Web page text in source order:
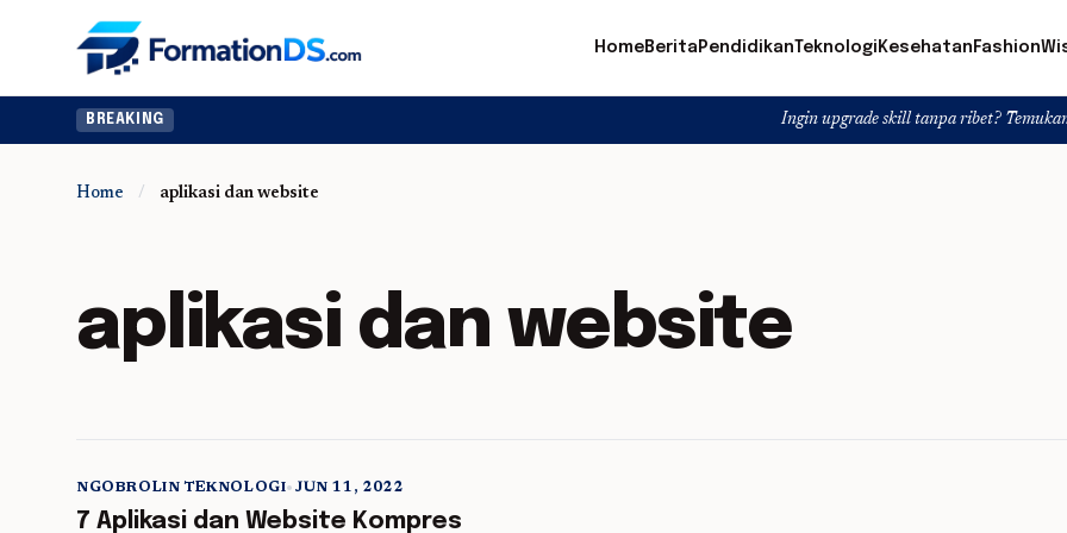
HomeBerita PendidikanTeknologi Kesehatan Fashion
BREAKING Ingin upgrade skill tanpa ribet? Temukan kelas
Home / aplikasi dan website
aplikasi dan website
NGOBROLIN TEKNOLOGI• JUN 11, 2022
7 Aplikasi dan Website Kompres